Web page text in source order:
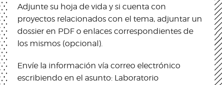
Adjunte su hoja de vida y si cuenta con
proyectos relacionados con el tema, adjuntar un
dossier en PDF o enlaces correspondientes de
los mismos (opcional).
Envíe la información vía correo electrónico
escribiendo en el asunto: Laboratorio